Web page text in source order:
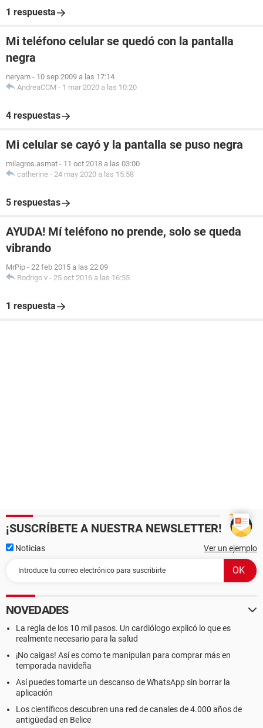
1 respuesta
Mi teléfono celular se quedó con la pantalla
negra
neryam - 10 sep 2009 a las 17:14
AndreaCCM - 1 mar 2020 a las 10:20
4 respuestas
Mi celular se cayó y la pantalla se puso negra
milagros.asmat - 11 oct 2018 a las 03:00
catherine - 24 may 2020 a las 15:58
5 respuestas
AYUDA! Mí teléfono no prende, solo se queda
vibrando
MrPip - 22 feb 2015 a las 22:09
Rodrigo v - 25 oct 2016 a las 16:55
1 respuesta
¡SUSCRÍBETE A NUESTRA NEWSLETTER!
Noticias Ver un ejemplo
NOVEDADES
La regla de los 10 mil pasos. Un cardiólogo explicó lo que es
realmente necesario para la salud
¡No caigas! Así es como te manipulan para comprar más en
temporada navideña
Así puedes tomarte un descanso de WhatsApp sin borrar la
aplicación
Los científicos descubren una red de canales de 4.000 años de
antigüedad en Belice